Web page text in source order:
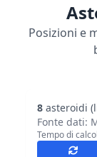
Posizioni e
8 asteroidi
Fonte dati:
Tempo di